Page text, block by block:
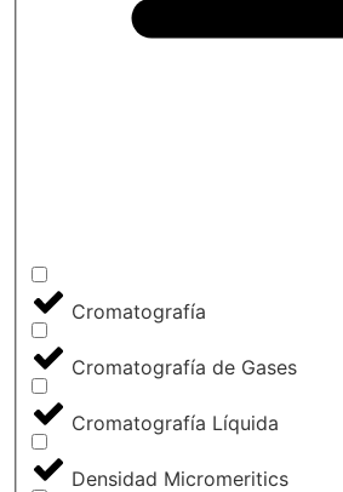
Cromatografía
Cromatografía de Gases
Cromatografía Líquida
Densidad Micromeritics